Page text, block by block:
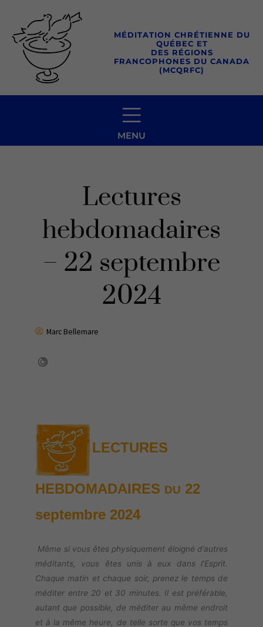
contenu
MÉDITATION CHRÉTIENNE DU
QUÉBEC ET
DES RÉGIONS
FRANCOPHONES DU CANADA
(MCQRFC)
MENU
Lectures
hebdomadaires
– 22 septembre
2024
Marc Bellemare
LECTURES
HEBDOMADAIRES DU 22
septembre 2024
Même si vous êtes physiquement éloigné d’autres
méditants, vous êtes unis à eux dans l’Esprit.
Chaque matin et chaque soir, prenez le temps de
méditer entre 20 et 30 minutes. Il est préférable,
autant que possible, de méditer au même endroit
et à la même heure, de telle sorte que vos temps